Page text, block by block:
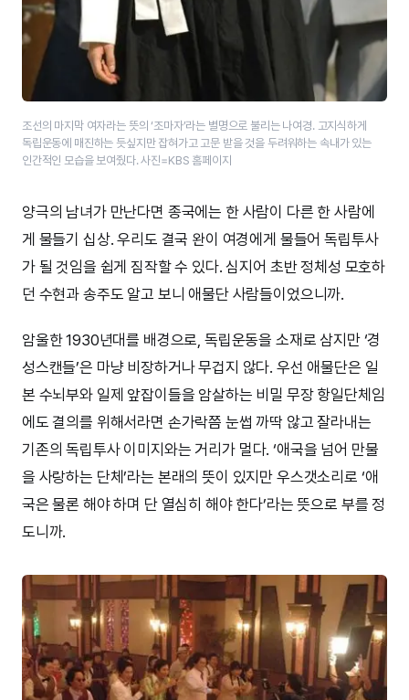
조선의 마지막 여자라는 뜻의 ‘​조마자’​​라는 별명으로 불리는 나여경. 고지식하게
독립운동에 매진하는 듯싶지만 잡혀가고 고문 받을 것을 두려워하는 속내가 있는
인간적인 모습을 보여줬다. 사진=KBS 홈페이지
양극의 남녀가 만난다면 종국에는 한 사람이 다른 한 사람에
게 물들기 십상. 우리도 결국 완이 여경에게 물들어 독립투사
가 될 것임을 쉽게 짐작할 수 있다. 심지어 초반 정체성 모호하
던 수현과 송주도 알고 보니 애물단 사람들이었으니까.
암울한 1930년대를 배경으로, 독립운동을 소재로 삼지만 ‘경
성스캔들’은 마냥 비장하거나 무겁지 않다. 우선 애물단은 일
본 수뇌부와 일제 앞잡이들을 암살하는 비밀 무장 항일단체임
에도 결의를 위해서라면 손가락쯤 눈썹 까딱 않고 잘라내는
기존의 독립투사 이미지와는 거리가 멀다. ‘애국을 넘어 만물
을 사랑하는 단체’라는 본래의 뜻이 있지만 우스갯소리로 ‘애
국은 물론 해야 하며 단 열심히 해야 한다’라는 뜻으로 부를 정
도니까.